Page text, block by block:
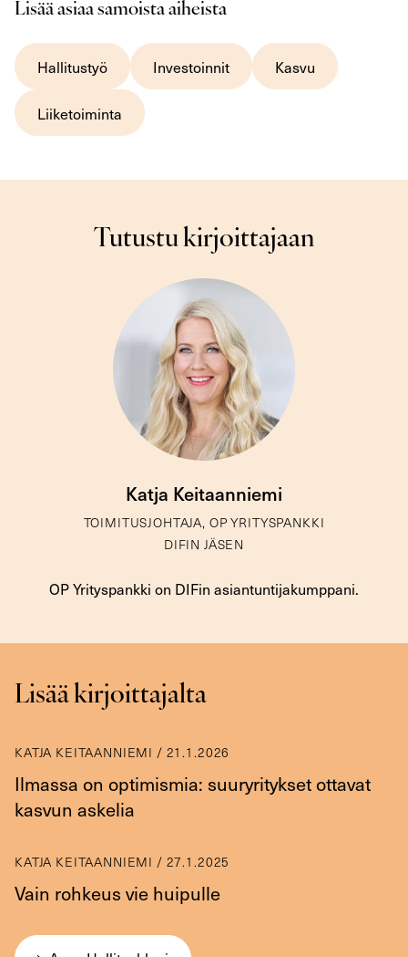
Lisää asiaa samoista aiheista
Hallitustyö Investoinnit Kasvu
Liiketoiminta
Tutustu kirjoittajaan
Katja Keitaanniemi
TOIMITUSJOHTAJA, OP YRITYSPANKKI
DIFIN JÄSEN
OP Yrityspankki on DIFin asiantuntijakumppani.
Lisää kirjoittajalta
KATJA KEITAANNIEMI / 21.1.2026
Ilmassa on optimismia: suuryritykset ottavat
kasvun askelia
KATJA KEITAANNIEMI / 27.1.2025
Vain rohkeus vie huipulle